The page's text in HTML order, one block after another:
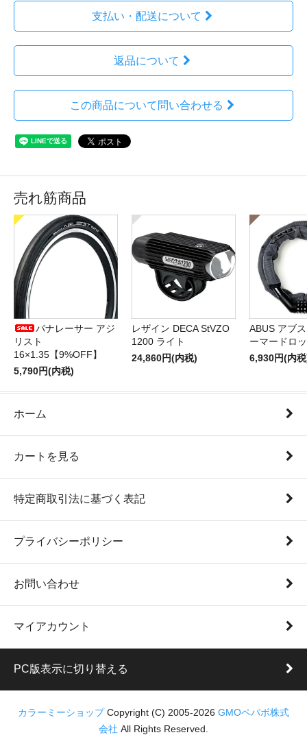
支払い・配送について
返品について
この商品について問い合わせる
売れ筋商品
パナレーサー アジ
リスト
16×1.35【9%OFF】
5,790円(内税)
レザイン DECA StVZO
1200 ライト
24,860円(内税)
ABUS アブ
ーマードロ
6,930円(内
ホーム
カートを見る
特定商取引法に基づく表記
プライバシーポリシー
お問い合わせ
マイアカウント
PC版表示に切り替える
カラーミーショップ Copyright (C) 2005-2026 GMOペパボ株式
会社 All Rights Reserved.